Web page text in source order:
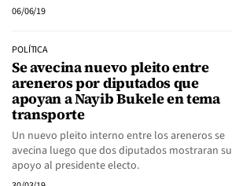
06/06/19
POLÍTICA
Se avecina nuevo pleito entre
areneros por diputados que
apoyan a Nayib Bukele en tema
transporte
Un nuevo pleito interno entre los areneros se
avecina luego que dos diputados mostraran su
apoyo al presidente electo.